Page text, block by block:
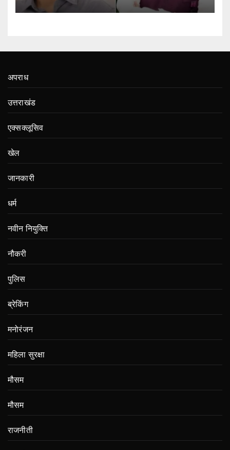
अपराध
उत्तराखंड
एक्सक्लूसिव
खेल
जानकारी
धर्म
नवीन नियुक्ति
नौकरी
पुलिस
ब्रेकिंग
मनोरंजन
महिला सुरक्षा
मौसम
मौसम
राजनीती